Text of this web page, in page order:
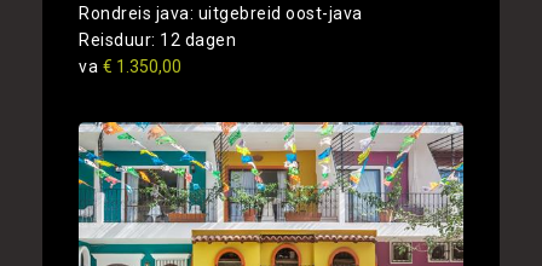
Rondreis java: uitgebreid oost-java
Reisduur: 12 dagen
va € 1.350,00